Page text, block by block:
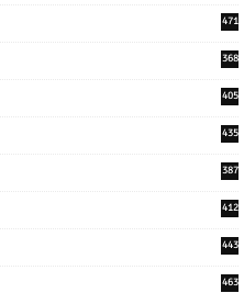
471
368
405
435
387
412
443
463